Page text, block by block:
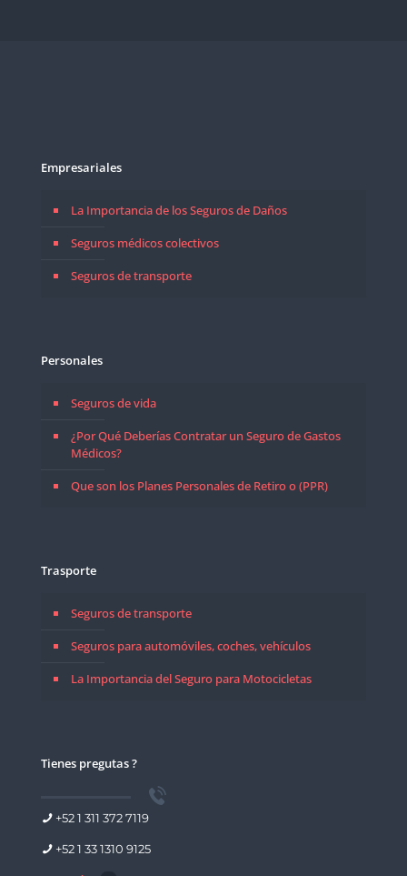
Empresariales
La Importancia de los Seguros de Daños
Seguros médicos colectivos
Seguros de transporte
Personales
Seguros de vida
¿Por Qué Deberías Contratar un Seguro de Gastos
Médicos?
Que son los Planes Personales de Retiro o (PPR)
Trasporte
Seguros de transporte
Seguros para automóviles, coches, vehículos
La Importancia del Seguro para Motocicletas
Tienes pregutas ?
+52 1 311 372 7119
+52 1 33 1310 9125